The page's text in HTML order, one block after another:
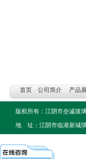
首页 公司简介 产品
版权所有：江阴市垒诚
地 址：江阴市临港新城